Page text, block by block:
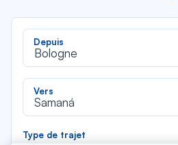
Depuis
Bologne
Vers
Samaná
Type de trajet